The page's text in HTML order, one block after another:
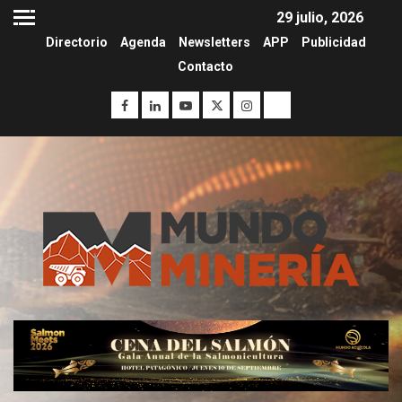
29 julio, 2026
Directorio Agenda Newsletters APP
Publicidad
Contacto